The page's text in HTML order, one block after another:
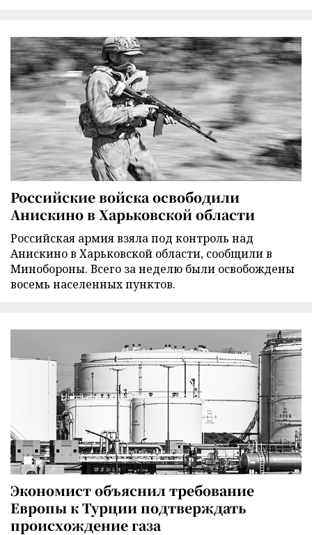
Российские войска освободили
Анискино в Харьковской области
Российская армия взяла под контроль над
Анискино в Харьковской области, сообщили в
Минобороны. Всего за неделю были освобождены
восемь населенных пунктов.
Экономист объяснил требование
Европы к Турции подтверждать
происхождение газа